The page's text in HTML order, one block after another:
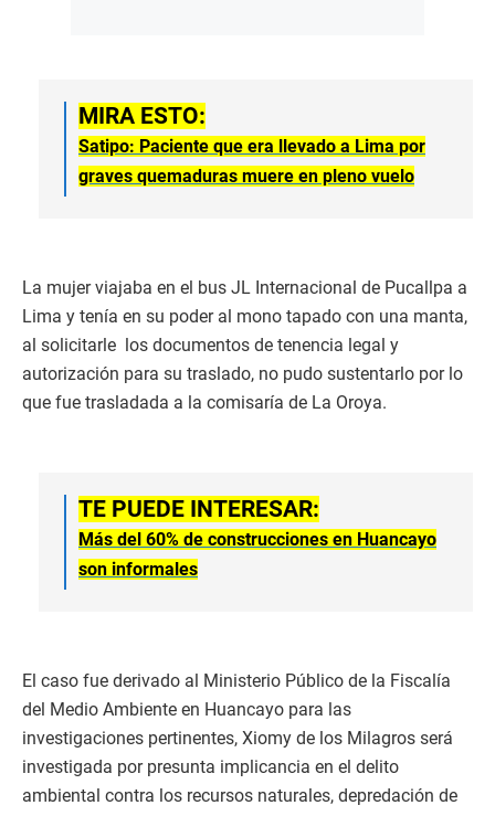
MIRA ESTO:
Satipo: Paciente que era llevado a Lima por
graves quemaduras muere en pleno vuelo
La mujer viajaba en el bus JL Internacional de Pucallpa a
Lima y tenía en su poder al mono tapado con una manta,
al solicitarle los documentos de tenencia legal y
autorización para su traslado, no pudo sustentarlo por lo
que fue trasladada a la comisaría de La Oroya.
TE PUEDE INTERESAR:
Más del 60% de construcciones en Huancayo
son informales
El caso fue derivado al Ministerio Público de la Fiscalía
del Medio Ambiente en Huancayo para las
investigaciones pertinentes, Xiomy de los Milagros será
investigada por presunta implicancia en el delito
ambiental contra los recursos naturales, depredación de